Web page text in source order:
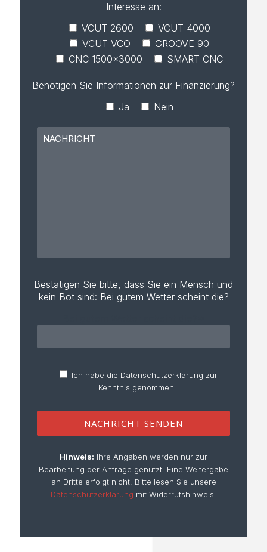
Interesse an:
VCUT 2600
VCUT 4000
VCUT VCO
GROOVE 90
CNC 1500x3000
SMART CNC
Benötigen Sie Informationen zur Finanzierung?
Ja
Nein
Bestätigen Sie bitte, dass Sie ein Mensch und
kein Bot sind: Bei gutem Wetter scheint die?
Ich habe die Datenschutzerklärung zur
Kenntnis genommen.
Hinweis: Ihre Angaben werden nur zur
Bearbeitung der Anfrage genutzt. Eine Weitergabe
an Dritte erfolgt nicht. Bitte lesen Sie unsere
Datenschutzerklärung mit Widerrufshinweis.